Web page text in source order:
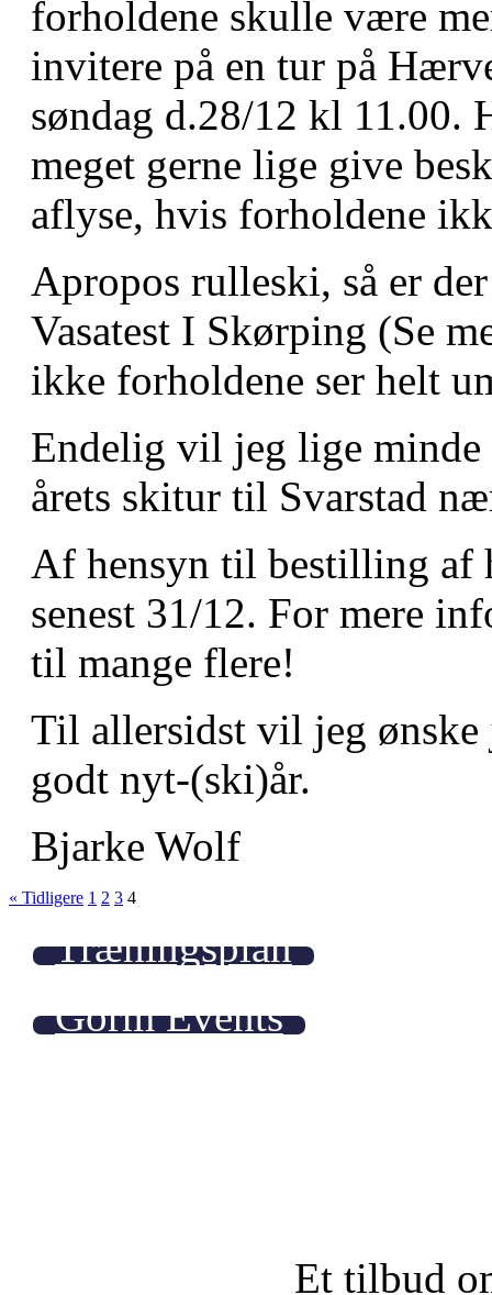
forholdene skulle være
invitere på en tur på
søndag d.28/12 kl 11.00.
meget gerne lige give
aflyse, hvis forholdene
Apropos rulleski, så er
Vasatest I Skørping (Se
ikke forholdene ser helt
Endelig vil jeg lige
årets skitur til Svarstad
Af hensyn til bestilling af
senest 31/12. For mere
til mange flere!
Til allersidst vil jeg
godt nyt-(ski)år.
Bjarke Wolf
« Tidligere 1 2 3 4
Træningsplan
Gorm Events
Et tilbud